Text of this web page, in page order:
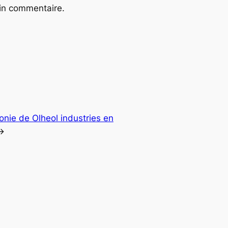
commentaire.
de Olheol industries en